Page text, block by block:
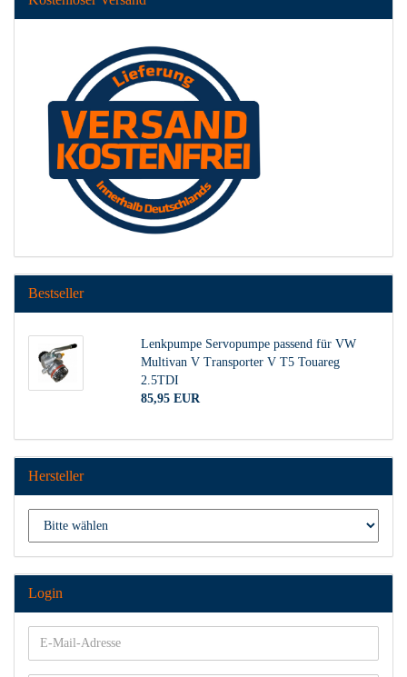
Bestseller
Lenkpumpe Servopumpe passend für VW
Multivan V Transporter V T5 Touareg
2.5TDI
85,95 EUR
Hersteller
Login
E-
Mail-